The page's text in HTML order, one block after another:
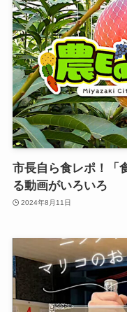
市長自ら食レポ！「
る動画がいろいろ
2024年8月11日